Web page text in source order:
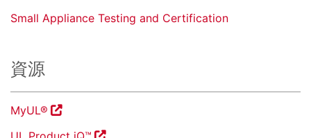
Small Appliance Testing and Certification
資源
MyUL®